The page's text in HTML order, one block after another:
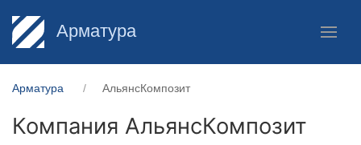
Арматура
Арматура АльянсКомпозит
Компания АльянсКомпозит